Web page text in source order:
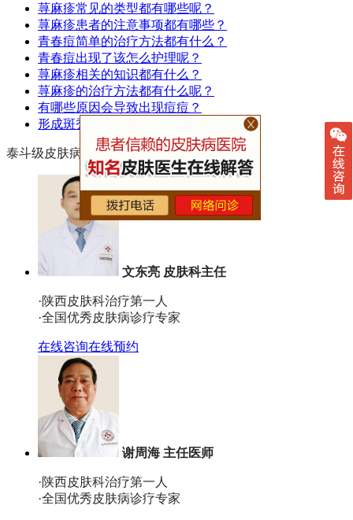
荨麻疹常见的类型都有哪些呢？
荨麻疹患者的注意事项都有哪些？
青春痘简单的治疗方法都有什么？
青春痘出现了该怎么护理呢？
荨麻疹相关的知识都有什么？
荨麻疹的治疗方法都有什么呢？
有哪些原因会导致出现痘痘？
形成斑秃的原因都有哪些？
泰斗级皮肤病专家领先亲诊
文东亮 皮肤科主任
·陕西皮肤科治疗第一人
·全国优秀皮肤病诊疗专家
在线咨询在线预约
谢周海 主任医师
·陕西皮肤科治疗第一人
·全国优秀皮肤病诊疗专家